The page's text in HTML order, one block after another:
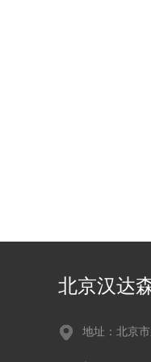
北京汉达
地址：北京